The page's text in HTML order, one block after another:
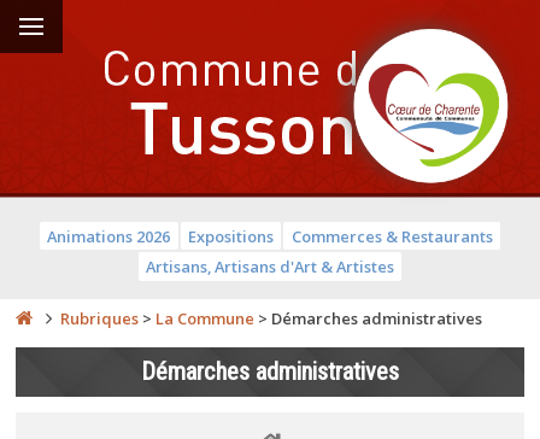
Animations 2026 Expositions
Commerces & Restaurants
Artisans, Artisans d'Art & Artistes
Rubriques > La Commune > Démarches administratives
Démarches administratives